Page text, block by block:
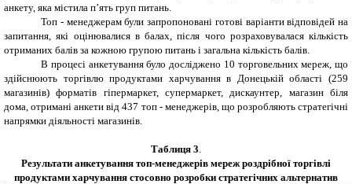
анкету, яка містила п’ять груп питань.
Топ - менеджерам були запропоновані готові варіанти відповідей на
запитання, які оцінювалися в балах, після чого розраховувалася кількість
отриманих балів за кожною групою питань і загальна кількість балів.
В процесі анкетування було досліджено 10 торговельних мереж, що
здійснюють торгівлю продуктами харчування в Донецькій області (259
магазинів) форматів гіпермаркет, супермаркет, дискаунтер, магазин біля
дома, отримані анкети від 437 топ - менеджерів, що розробляють стратегічні
напрямки діяльності магазинів.
Таблиця 3
Результати анкетування топ-менеджерів мереж роздрібної торгівлі
продуктами харчування стосовно розробки стратегічних альтернатив